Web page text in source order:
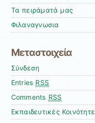
Τα πειράματά μας
Φιλαναγνωσια
Μεταστοιχεία
Σύνδεση
Entries RSS
Comments RSS
Εκπαιδευτικές